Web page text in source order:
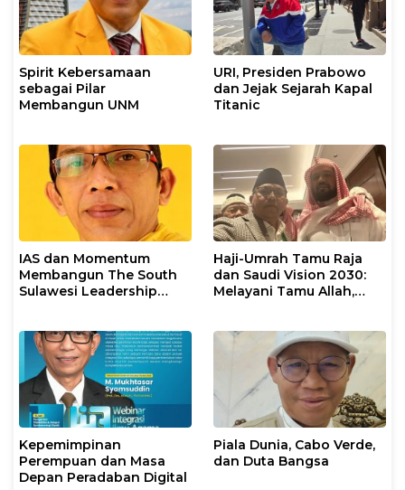
Spirit Kebersamaan
sebagai Pilar
Membangun UNM
URI, Presiden Prabowo
dan Jejak Sejarah Kapal
Titanic
IAS dan Momentum
Membangun The South
Sulawesi Leadership
Haji-Umrah Tamu Raja
dan Saudi Vision 2030:
Melayani Tamu Allah,
Islam
Kepemimpinan
Perempuan dan Masa
Depan Peradaban Digital
Piala Dunia, Cabo Verde,
dan Duta Bangsa